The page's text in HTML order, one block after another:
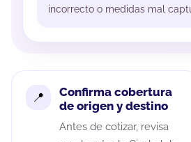
incorrecto o medidas mal
Confirma cobertura
de origen y destino
Antes de cotizar, revisa